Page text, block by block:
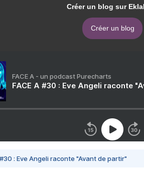
Créer un blog sur
Créer un blog
FACE A - un podcast Purecharts
FACE A #30 : Eve Angeli raconte
#30 : Eve Angeli raconte "Avant de partir"